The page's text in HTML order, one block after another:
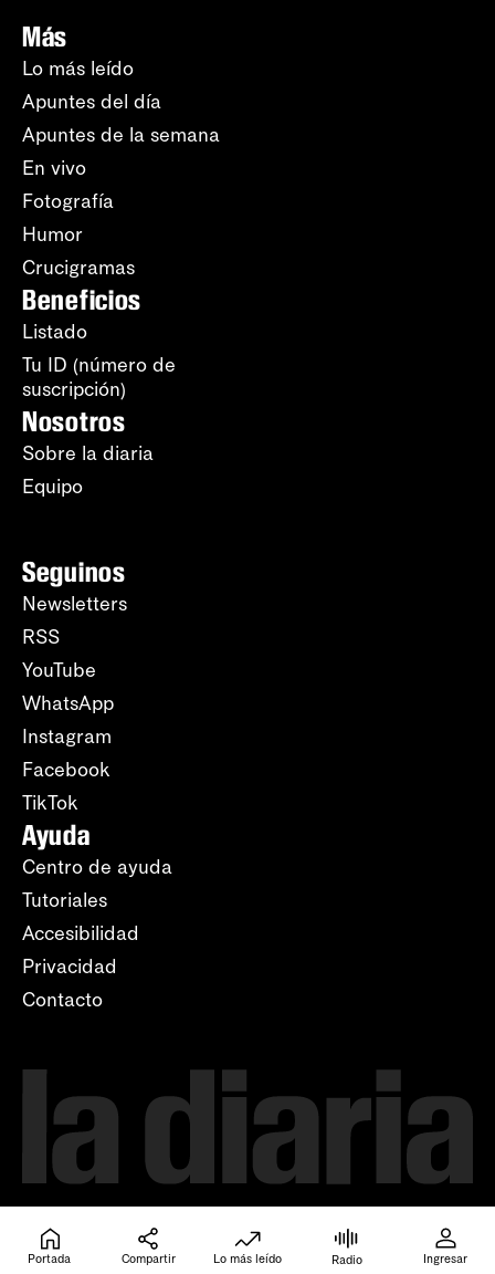
Más
Lo más leído
Apuntes del día
Apuntes de la semana
En vivo
Fotografía
Humor
Crucigramas
Beneficios
Listado
Tu ID (número de
suscripción)
Nosotros
Sobre la diaria
Equipo
Seguinos
Newsletters
RSS
YouTube
WhatsApp
Instagram
Facebook
TikTok
Ayuda
Centro de ayuda
Tutoriales
Accesibilidad
Privacidad
Contacto
Portada Compartir Lo más leído Radio Ingresar